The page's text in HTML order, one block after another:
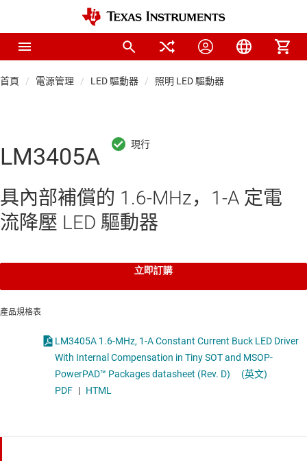
首頁 電源管理 LED 驅動器 照明 LED 驅動器
LM3405A
具內部補償的 1.6-MHz，1-A 定電
流降壓 LED 驅動器
立即訂購
產品規格表
LM3405A 1.6-MHz, 1-A Constant Current Buck LED Driver
With Internal Compensation in Tiny SOT and MSOP-
PowerPAD™ Packages datasheet (Rev. D)
(英文)
PDF | HTML